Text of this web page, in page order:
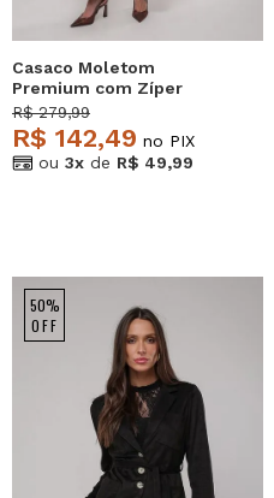
Casaco Moletom
Premium com Zíper
Caramelo Salvatore
R$ 279,99
R$ 142,49 no PIX
ou 3x de R$ 49,99
50%
OFF